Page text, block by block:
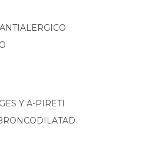
Y A-PIRETI